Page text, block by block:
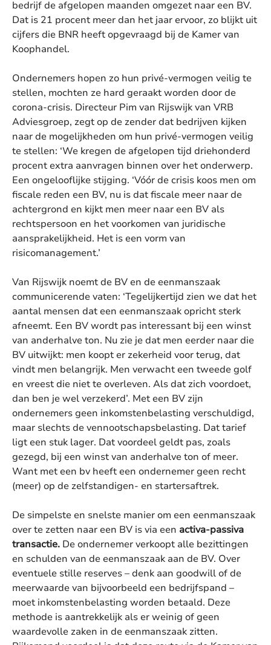
bedrijf de afgelopen maanden omgezet naar een BV.
Dat is 21 procent meer dan het jaar ervoor, zo blijkt uit
cijfers die BNR heeft opgevraagd bij de Kamer van
Koophandel.
Ondernemers hopen zo hun privé-vermogen veilig te
stellen, mochten ze hard geraakt worden door de
corona-crisis. Directeur Pim van Rijswijk van VRB
Adviesgroep, zegt op de zender dat bedrijven kijken
naar de mogelijkheden om hun privé-vermogen veilig
te stellen: ‘We kregen de afgelopen tijd driehonderd
procent extra aanvragen binnen over het onderwerp.
Een ongelooflijke stijging. ‘Vóór de crisis koos men om
fiscale reden een BV, nu is dat fiscale meer naar de
achtergrond en kijkt men meer naar een BV als
rechtspersoon en het voorkomen van juridische
aansprakelijkheid. Het is een vorm van
risicomanagement.’
Van Rijswijk noemt de BV en de eenmanszaak
communicerende vaten: ‘Tegelijkertijd zien we dat het
aantal mensen dat een eenmanszaak opricht sterk
afneemt. Een BV wordt pas interessant bij een winst
van anderhalve ton. Nu zie je dat men eerder naar die
BV uitwijkt: men koopt er zekerheid voor terug, dat
vindt men belangrijk. Men verwacht een tweede golf
en vreest die niet te overleven. Als dat zich voordoet,
dan ben je wel verzekerd’. Met een BV zijn
ondernemers geen inkomstenbelasting verschuldigd,
maar slechts de vennootschapsbelasting. Dat tarief
ligt een stuk lager. Dat voordeel geldt pas, zoals
gezegd, bij een winst van anderhalve ton of meer.
Want met een bv heeft een ondernemer geen recht
(meer) op de zelfstandigen- en startersaftrek.
De simpelste en snelste manier om een eenmanszaak
over te zetten naar een BV is via een activa-passiva
transactie. De ondernemer verkoopt alle bezittingen
en schulden van de eenmanszaak aan de BV. Over
eventuele stille reserves – denk aan goodwill of de
meerwaarde van bijvoorbeeld een bedrijfspand –
moet inkomstenbelasting worden betaald. Deze
methode is aantrekkelijk als er weinig of geen
waardevolle zaken in de eenmanszaak zitten.